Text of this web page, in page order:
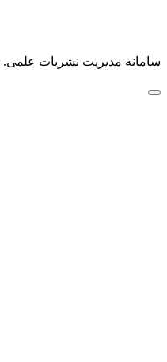
سامانه مدیریت نشریات علمی.